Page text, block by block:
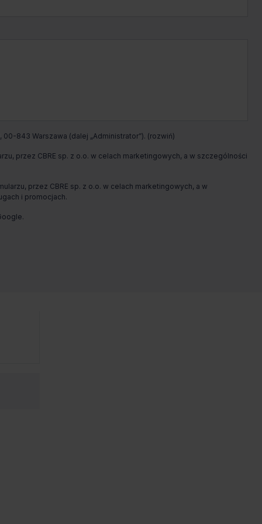
Umów spotkanie
843 Warszawa (dalej „Administrator”).
przez CBRE sp. z o.o. w celach marketingowych, a w szczególności
przez CBRE sp. z o.o. w celach marketingowych, a w
i promocjach.